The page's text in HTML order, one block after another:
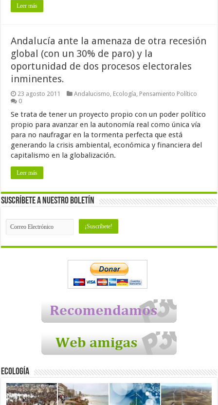
Leer más
Andalucía ante la amenaza de otra recesión
global (con un 30% de paro) y la
oportunidad de dos procesos electorales
inminentes.
23 agosto 2011 Andalucismo Ecología Pensamiento Político
0
Se trata de tener un proyecto propio con un poder político
propio para avanzar en la autonomía real como única vía
para no naufragar en la tormenta perfecta que está
generando la crisis ambiental, económica y financiera del
capitalismo en la globalización.
Leer más
Suscríbete a nuestro Boletín
Ecología